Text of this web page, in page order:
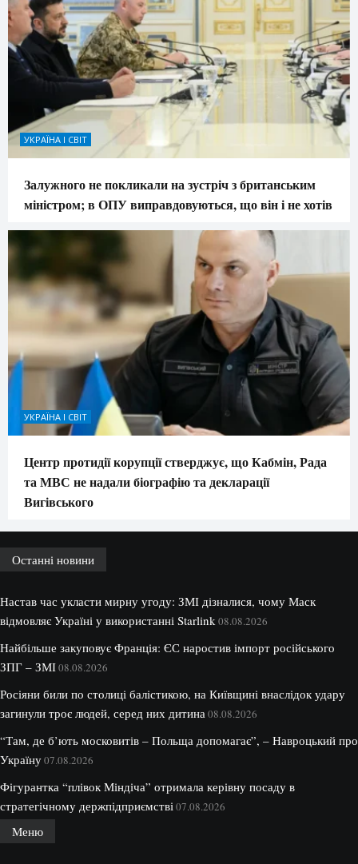
УКРАЇНА І СВІТ
Залужного не покликали на зустріч з британським
міністром; в ОПУ виправдовуються, що він і не хотів
УКРАЇНА І СВІТ
Центр протидії корупції стверджує, що Кабмін, Рада
та МВС не надали біографію та декларації
Вигівського
Останні новини
Настав час укласти мирну угоду: ЗМІ дізналися, чому Маск
відмовляє Україні у використанні Starlink08.08.2026
Найбільше закуповує Франція: ЄС наростив імпорт російського
ЗПГ – ЗМІ08.08.2026
Росіяни били по столиці балістикою, на Київщині внаслідок удару
загинули троє людей, серед них дитина08.08.2026
“Там, де б’ють московитів – Польща допомагає”, – Навроцький про
Україну07.08.2026
Фігурантка “плівок Міндіча” отримала керівну посаду в
стратегічному держпідприємстві07.08.2026
Меню